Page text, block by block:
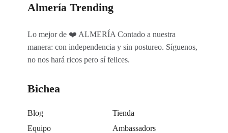
Almería Trending
Lo mejor de ❤️ ALMERÍA Contado a nuestra
manera: con independencia y sin postureo. Síguenos,
no nos hará ricos pero sí felices.
Bichea
Blog
Tienda
Equipo
Ambassadors